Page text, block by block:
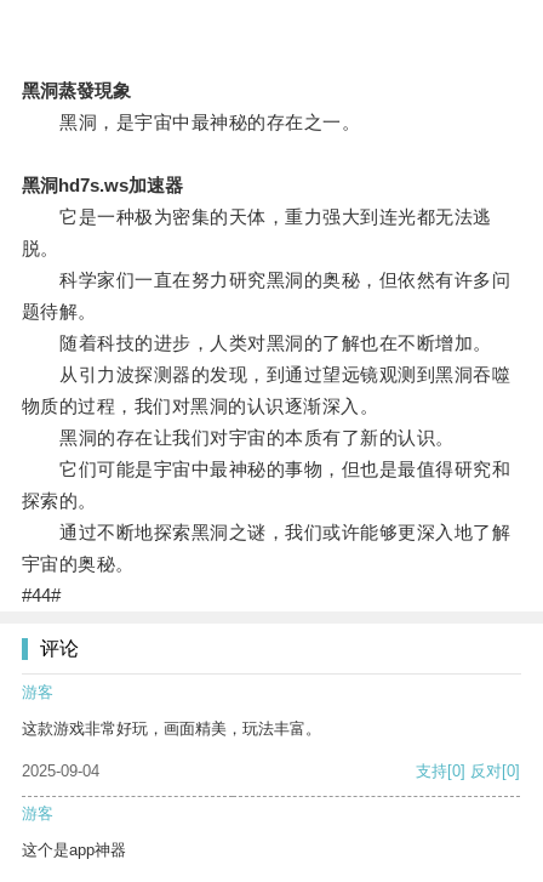
黑洞蒸發現象
黑洞，是宇宙中最神秘的存在之一。
黑洞hd7s.ws加速器
它是一种极为密集的天体，重力强大到连光都无法逃
脱。
科学家们一直在努力研究黑洞的奥秘，但依然有许多问
题待解。
随着科技的进步，人类对黑洞的了解也在不断增加。
从引力波探测器的发现，到通过望远镜观测到黑洞吞噬
物质的过程，我们对黑洞的认识逐渐深入。
黑洞的存在让我们对宇宙的本质有了新的认识。
它们可能是宇宙中最神秘的事物，但也是最值得研究和
探索的。
通过不断地探索黑洞之谜，我们或许能够更深入地了解
宇宙的奥秘。
#44#
评论
游客
这款游戏非常好玩，画面精美，玩法丰富。
2025-09-04 支持[0] 反对[0]
游客
这个是app神器